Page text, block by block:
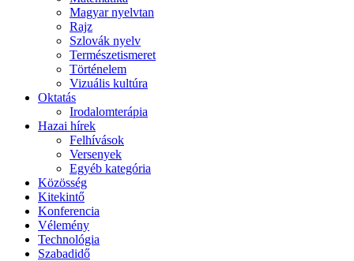
Magyar nyelvtan
Rajz
Szlovák nyelv
Természetismeret
Történelem
Vizuális kultúra
Oktatás
Irodalomterápia
Hazai hírek
Felhívások
Versenyek
Egyéb kategória
Közösség
Kitekintő
Konferencia
Vélemény
Technológia
Szabadidő